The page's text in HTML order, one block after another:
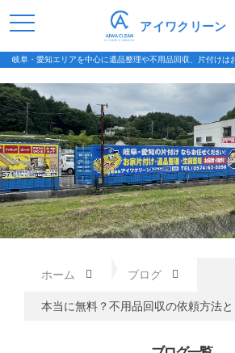
岐阜・愛知エリアを中心に遺品整理や不用品回収、片付けは
アイワクリーン
ホーム ブログ
本当に無料？不用品回収の依頼方法